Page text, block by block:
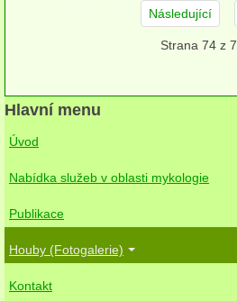
Rosoly
Kornacovité
Choroše
bílá hniloba
hnědá hniloba
jednoleté
Následující
Strana 74 z
Hlavní menu
Úvod
Nabídka služeb v oblasti mykologie
Publikace
Houby (Fotogalerie)
Kontakt